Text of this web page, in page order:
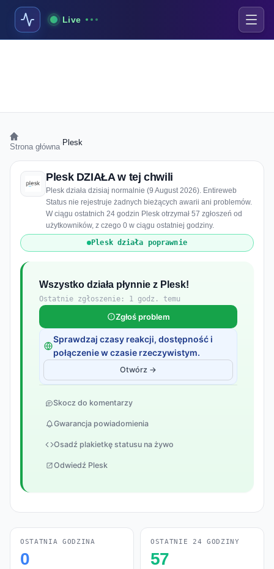
Live
Strona główna Plesk
Plesk DZIAŁA w tej chwili
Plesk działa dzisiaj normalnie (9 August 2026). Entireweb
Status nie rejestruje żadnych bieżących awarii ani problemów.
W ciągu ostatnich 24 godzin Plesk otrzymał 57 zgłoszeń od
użytkowników, z czego 0 w ciągu ostatniej godziny.
Plesk działa poprawnie
Wszystko działa płynnie z Plesk!
Ostatnie zgłoszenie: 1 godz. temu
Zgłoś problem
Sprawdzaj czasy reakcji, dostępność i
połączenie w czasie rzeczywistym.
Otwórz →
Skocz do komentarzy
Gwarancja powiadomienia
Osadź plakietkę statusu na żywo
Odwiedź Plesk
OSTATNIA GODZINA
0
OSTATNIE 24 GODZINY
57